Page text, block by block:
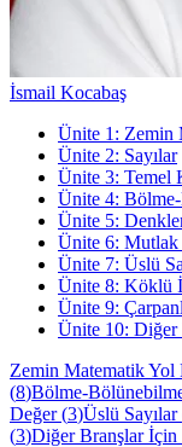
İsmail Kocabaş
Ünite 1 : Zemin
Ünite 2: Sayılar
Ünite 3: Temel
Ünite 4:
Ünite 5:
Ünite 6: Mutlak
Ünite 7: Üslü
Ünite 8: Köklü
Ünite 9:
Ünite 10: Diğer
Zemin Matematik Yol
(8)Bölme-
Değer(3)Üslü Sayılar
(3)Diğer Branşlar İçin